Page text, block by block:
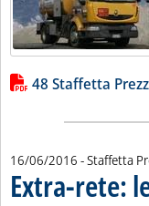
Lista allegati
48 Staffetta
16/06/2016 - Staffetta
Extra-rete: